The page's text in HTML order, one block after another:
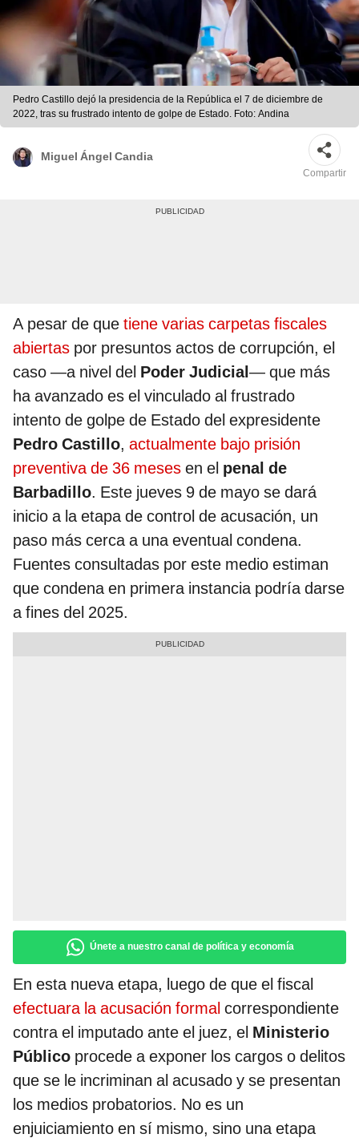
Pedro Castillo dejó la presidencia de la República el 7 de diciembre de
2022, tras su frustrado intento de golpe de Estado. Foto: Andina
Miguel Ángel Candia
Compartir
A pesar de que tiene varias carpetas fiscales
abiertas por presuntos actos de corrupción, el
caso —a nivel del Poder Judicial— que más
ha avanzado es el vinculado al frustrado
intento de golpe de Estado del expresidente
Pedro Castillo, actualmente bajo prisión
preventiva de 36 meses en el penal de
Barbadillo. Este jueves 9 de mayo se dará
inicio a la etapa de control de acusación, un
paso más cerca a una eventual condena.
Fuentes consultadas por este medio estiman
que condena en primera instancia podría darse
a fines del 2025.
Únete a nuestro canal de política y economía
En esta nueva etapa, luego de que el fiscal
efectuara la acusación formal correspondiente
contra el imputado ante el juez, el Ministerio
Público procede a exponer los cargos o delitos
que se le incriminan al acusado y se presentan
los medios probatorios. No es un
enjuiciamiento en sí mismo, sino una etapa